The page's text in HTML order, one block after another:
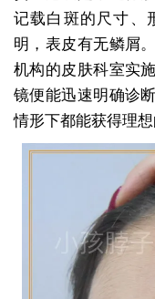
记载白斑的尺寸、
明，表皮有无鳞屑
机构的皮肤科室实
镜便能迅速明确诊
情形下都能获得理想